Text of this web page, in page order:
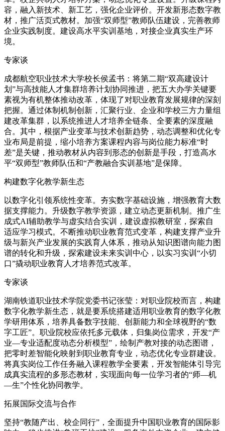
容，融入新技术、新工艺，强化企业评价。开发新形态数字教
材，推广活页式教材。加强“双师型”教师队伍建设，完善教师
企业实践制度。建设高水平实训基地，对接企业真实生产环
境。
专家谈
成都航空职业技术大学校长侯孟书：将第二期“双高建设计
划”与高技能人才集群培养计划协同推进，把五大办学关键要
素视为有机整体推动改革，体现了对职业教育发展规律的深刻
把握。通过体制机制创新，汇聚行业、企业和学校三方力量组
建改革集群，以系统推进人才培养全链条、全要素的深度融
合。其中，根据产业变革与技术创新趋势，动态调整和优化专
业布局是前提，缩小培养方案课程内容与岗位能力标准“时
差”是关键，推动教材从内容到形态的创新是手段，打造高水
平“双师型”教师队伍和“产教融合实训基地”是保障。
构建数字化教学新生态
以数字化引领系统性变革。夯实数字基础设施，增强教育大数
据支撑能力。升级数字教学资源，建立动态更新机制。推广生
成式AI辅助教学与虚实结合实训，建设虚拟教研室，探索自
适应学习模式。不断推动职业教育范式变革，构建支撑产业升
级与新兴产业发展的实践育人体系，推动从知识图谱向能力图
谱的转化和升级，探索建设未来实训中心，以实习实训“小切
口”撬动职业教育人才培养范式改革。
专家谈
湖南铁道职业技术学院党委书记张莹：对职业院校而言，构建
数字化教学新生态，就是要系统搭建适用职业教育的数字化教
学研用体系，培养具备数字技能、创新能力和全球视野的“数
字工匠”。职业院校应依托多元载体，归集岗位需求，开发“产
业—专业适配度动态分析模型”，绘制产教对接的动态图谱，
把零时差智能化映射到职业教育专业，动态优化专业群建设。
将真实岗位工作任务融入课程教学全要素，开发智能体引导完
成真实流程的多形态教材，实现面向每一位学习者的“师—机
—生”个性化协同教学。
拓展国际交流与合作
坚持“教随产出、校企同行”，全面提升中国职业教育的国际影